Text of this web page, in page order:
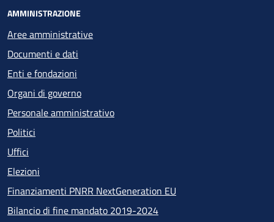
AMMINISTRAZIONE
Aree amministrative
Documenti e dati
Enti e fondazioni
Organi di governo
Personale amministrativo
Politici
Uffici
Elezioni
Finanziamenti PNRR NextGeneration EU
Bilancio di fine mandato 2019-2024